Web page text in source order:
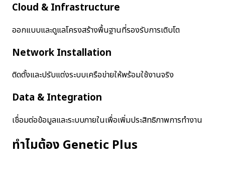
Cloud & Infrastructure
ออกแบบและดูแลโครงสร้างพื้นฐานที่รองรับการเติบโต
Network Installation
ติดตั้งและปรับแต่งระบบเครือข่ายให้พร้อมใช้งานจริง
Data & Integration
เชื่อมต่อข้อมูลและระบบภายในเพื่อเพิ่มประสิทธิภาพการทำงาน
ทำไมต้อง Genetic Plus